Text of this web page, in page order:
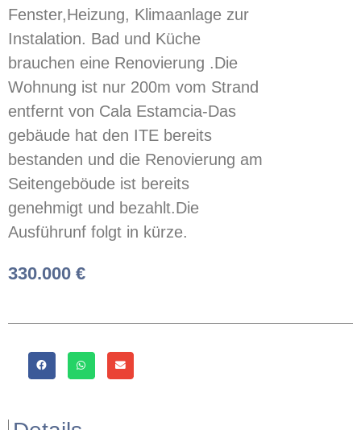
Fenster,Heizung, Klimaanlage zur
Instalation. Bad und Küche
brauchen eine Renovierung .Die
Wohnung ist nur 200m vom Strand
entfernt von Cala Estamcia-Das
gebäude hat den ITE bereits
bestanden und die Renovierung am
Seitengeböude ist bereits
genehmigt und bezahlt.Die
Ausführunf folgt in kürze.
330.000 €